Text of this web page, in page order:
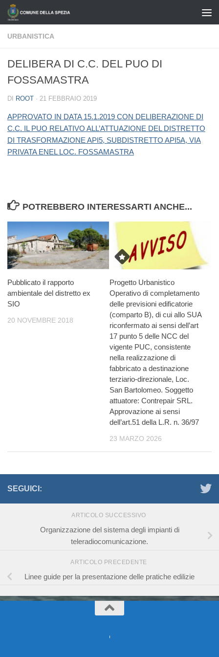
Salta al contenuto
URBANISTICA
DELIBERA DI C.C. DEL PUO DI
FOSSAMASTRA
DI ROOT · 21 FEBBRAIO 2019
APPROVATO IN DATA 15.1.2019 CON DELIBERAZIONE DI
C.C. IL PUO RELATIVO ALL’ATTUAZIONE DEL DISTRETTO
DI TRASFORMAZIONE API5, SUBDISTRETTO API5A, VIA
PRIVATA ENEL LOC. FOSSAMASTRA
POTREBBERO INTERESSARTI ANCHE...
Pubblicato il rapporto
ambientale del distretto ex
SIO
20 NOVEMBRE 2018
Progetto Urbanistico
Operativo di completamento
delle previsioni edificatorie
(comparto B), di cui allo SUA
riconfermato ai sensi dell’art
17 punto 5 delle NCC del
vigente PUC, consistente
nella realizzazione di
fabbricato a destinazione
terziario-direzionale, Loc.
San Bartolomeo. Soggetto
attuatore: Contrepair SRL.
Approvazione ai sensi
dell’art.51 della L.R. n. 36/97
23 MARZO 2026
SEGUICI:
ARTICOLO SUCCESSIVO
Organizzazione del sistema degli impianti di
teleradiocomunicazione.
ARTICOLO PRECEDENTE
Linee guide per la presentazione delle pratiche edilizie